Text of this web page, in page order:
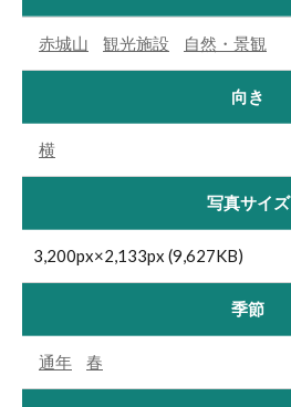
赤城山 観光施設 自然・景観
向き
横
写真サイズ
3,200px×2,133px (9,627KB)
季節
通年 春